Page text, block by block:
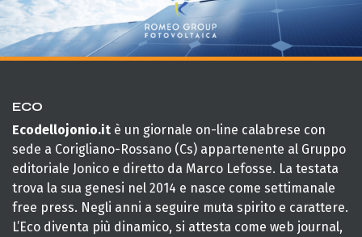
ECO
Ecodellojonio.it è un giornale on-line calabrese con
sede a Corigliano-Rossano (Cs) appartenente al Gruppo
editoriale Jonico e diretto da Marco Lefosse. La testata
trova la sua genesi nel 2014 e nasce come settimanale
free press. Negli anni a seguire muta spirito e carattere.
L’Eco diventa più dinamico, si attesta come web journal,